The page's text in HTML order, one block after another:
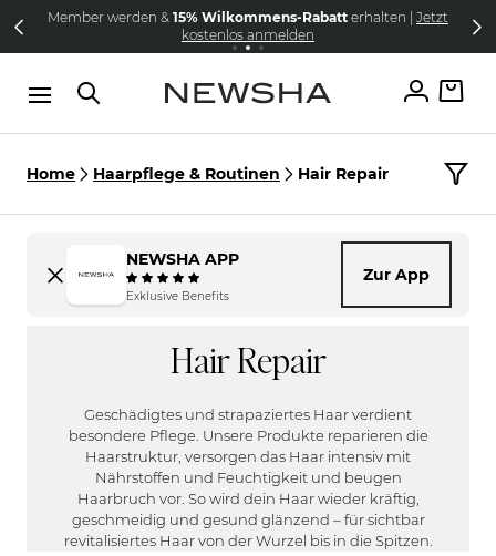
Direkt zum Inhalt
NEW IN: The Iconic Limited Chrome Collection
Member werden & 15% Wilkommens-Rabatt erhalten | Jetzt
kostenlos anmelden
Versandkostenfrei schon ab 69€
Home Haarpflege & Routinen Hair Repair
HAARTYP
FILTER
HAARPROBLEM
Unbehandelt
Brüchig
Schnell fettend
Trocken
Frizzy
Strapaziert
KOPFHAUT
FILTER
Empfindlich
Gereizt
Trocken
WIRKUNG
FILTER
NEWSHA APP
Exklusive Benefits
Zur App
Hair Repair
Geschädigtes und strapaziertes Haar verdient
besondere Pflege. Unsere Produkte reparieren die
Haarstruktur, versorgen das Haar intensiv mit
Nährstoffen und Feuchtigkeit und beugen
Haarbruch vor. So wird dein Haar wieder kräftig,
geschmeidig und gesund glänzend – für sichtbar
revitalisiertes Haar von der Wurzel bis in die Spitzen.